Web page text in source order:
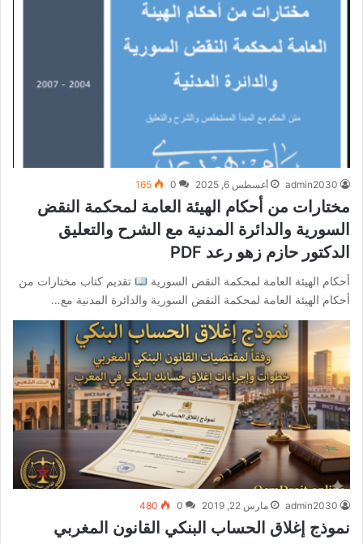
admin2030 أغسطس 6, 2025 0
165
مختارات من أحكام الهيئة العامة لمحكمة النقض
السورية والدائرة المدنية مع الشرح والتعليق
الدكتور حازم زهو رعد PDF
أحكام الهيئة العامة لمحكمة النقض السورية
تقديم كتاب مختارات من
أحكام الهيئة العامة لمحكمة النقض السورية والدائرة المدنية مع…
admin2030 مارس 22, 2019 0
480
نموذج إغلاق الحساب البنكي القانون المغربي